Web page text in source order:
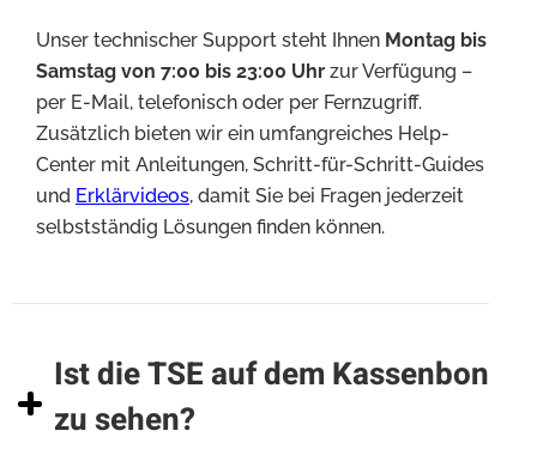
Unser technischer Support steht Ihnen Montag bis
Samstag von 7:00 bis 23:00 Uhr zur Verfügung –
per E-Mail, telefonisch oder per Fernzugriff.
Zusätzlich bieten wir ein umfangreiches Help-
Center mit Anleitungen, Schritt-für-Schritt-Guides
und Erklärvideos, damit Sie bei Fragen jederzeit
selbstständig Lösungen finden können.
Ist die TSE auf dem Kassenbon
zu sehen?